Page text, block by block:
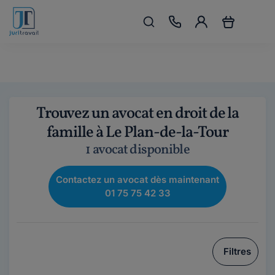
Trouvez un avocat en droit de la
famille à Le Plan-de-la-Tour
1 avocat disponible
Contactez un avocat dès maintenant
01 75 75 42 33
Filtres